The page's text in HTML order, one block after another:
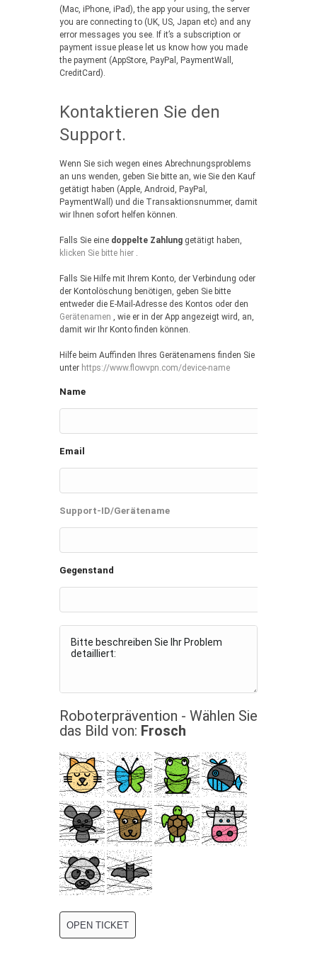
(Mac, iPhone, iPad), the app your using, the server
you are connecting to (UK, US, Japan etc) and any
error messages you see. If it’s a subscription or
payment issue please let us know how you made
the payment (AppStore, PayPal, PaymentWall,
CreditCard).
Kontaktieren Sie den
Support.
Wenn Sie sich wegen eines Abrechnungsproblems
an uns wenden, geben Sie bitte an, wie Sie den Kauf
getätigt haben (Apple, Android, PayPal,
PaymentWall) und die Transaktionsnummer, damit
wir Ihnen sofort helfen können.
Falls Sie eine doppelte Zahlung getätigt haben,
klicken Sie bitte hier .
Falls Sie Hilfe mit Ihrem Konto, der Verbindung oder
der Kontolöschung benötigen, geben Sie bitte
entweder die E-Mail-Adresse des Kontos oder den
Gerätenamen , wie er in der App angezeigt wird, an,
damit wir Ihr Konto finden können.
Hilfe beim Auffinden Ihres Gerätenamens finden Sie
unter https://www.flowvpn.com/device-name
Name
Email
Support-ID/Gerätename
Gegenstand
Roboterprävention - Wählen Sie
das Bild von: Frosch